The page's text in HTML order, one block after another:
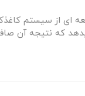
ای از سیستم
که نتیجه آن